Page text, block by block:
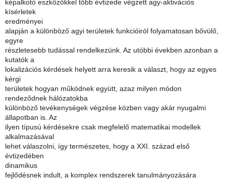
képalkotó eszközökkel több évtizede végzett agy-aktivációs
kísérletek
eredményei
alapján a különböző agyi területek funkcióiról folyamatosan bővülő,
egyre
részletesebb tudással rendelkezünk. Az utóbbi években azonban a
kutatók a
lokalizációs kérdések helyett arra keresik a választ, hogy az egyes
kérgi
területek hogyan működnek együtt, azaz milyen módon
rendeződnek hálózatokba
különböző tevékenységek végzése közben vagy akár nyugalmi
állapotban is. Az
ilyen típusú kérdésekre csak megfelelő matematikai modellek
alkalmazásával
lehet válaszolni, így természetes, hogy a XXI. század első
évtizedében
dinamikus
fejlődésnek indult, a komplex rendszerek tanulmányozására